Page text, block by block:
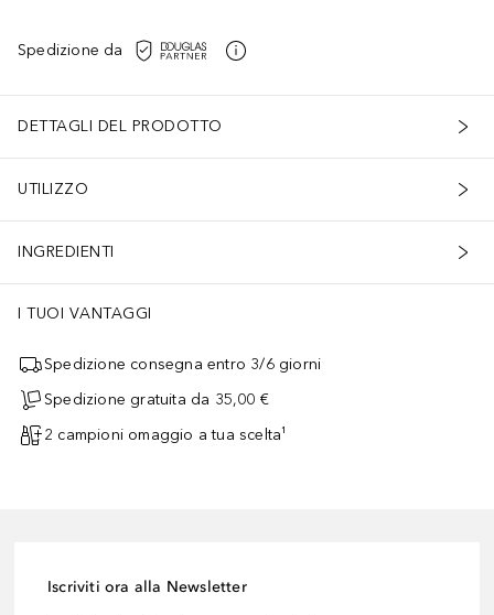
Spedizione da
DETTAGLI DEL PRODOTTO
UTILIZZO
INGREDIENTI
I TUOI VANTAGGI
Spedizione consegna entro 3/6 giorni
Spedizione gratuita da 35,00 €
2 campioni omaggio a tua scelta¹
Iscriviti ora alla Newsletter